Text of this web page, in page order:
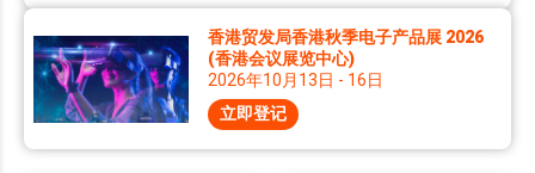
香港贸发局香港秋季电子产品展 2026
(香港会议展览中心)
2026年10月13日 - 16日
立即登记